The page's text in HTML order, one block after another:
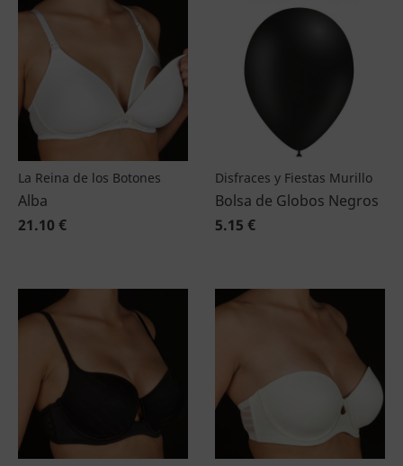
La Reina de los Botones
Alba
21.10 €
Disfraces y Fiestas Murillo
Bolsa de Globos Negros
5.15 €